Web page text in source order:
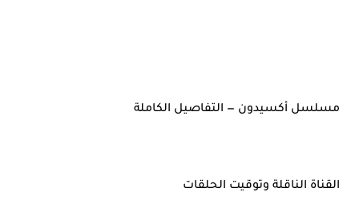
مسلسل أكسيدون — التفاصيل الكاملة
القناة الناقلة وتوقيت الحلقات